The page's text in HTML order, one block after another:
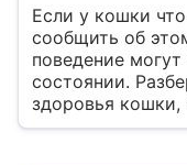
Если у кошки
сообщить об
поведение
состоянии.
здоровья кошки,